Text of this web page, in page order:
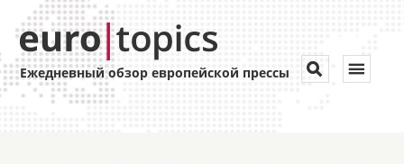
Ежедневный обзор европейской прессы Toggle

